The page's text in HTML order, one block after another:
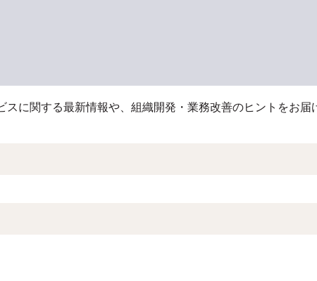
に関する最新情報や、組織開発・業務改善のヒントをお届
です。